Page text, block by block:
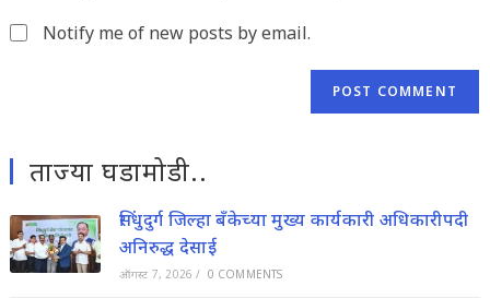
Notify me of new posts by email.
ताज्या घडामोडी..
सिंधुदुर्ग जिल्हा बँकेच्या मुख्य कार्यकारी अधिकारीपदी
अनिरुद्ध देसाई
ऑगस्ट 7, 2026 / 0 COMMENTS